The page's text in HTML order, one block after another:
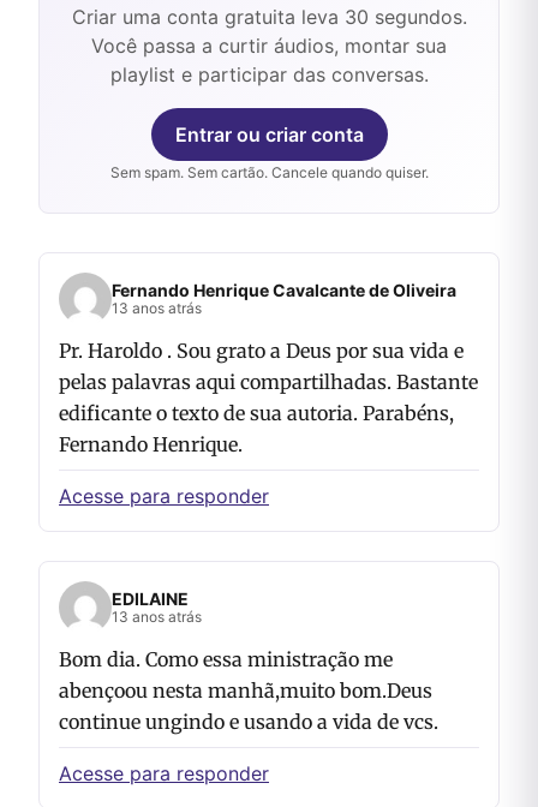
Criar uma conta gratuita leva 30 segundos.
Você passa a curtir áudios, montar sua
playlist e participar das conversas.
Entrar ou criar conta
Sem spam. Sem cartão. Cancele quando quiser.
Fernando Henrique Cavalcante de Oliveira
13 anos atrás
Pr. Haroldo . Sou grato a Deus por sua vida e
pelas palavras aqui compartilhadas. Bastante
edificante o texto de sua autoria. Parabéns,
Fernando Henrique.
Acesse para responder
EDILAINE
13 anos atrás
Bom dia. Como essa ministração me
abençoou nesta manhã,muito bom.Deus
continue ungindo e usando a vida de vcs.
Acesse para responder